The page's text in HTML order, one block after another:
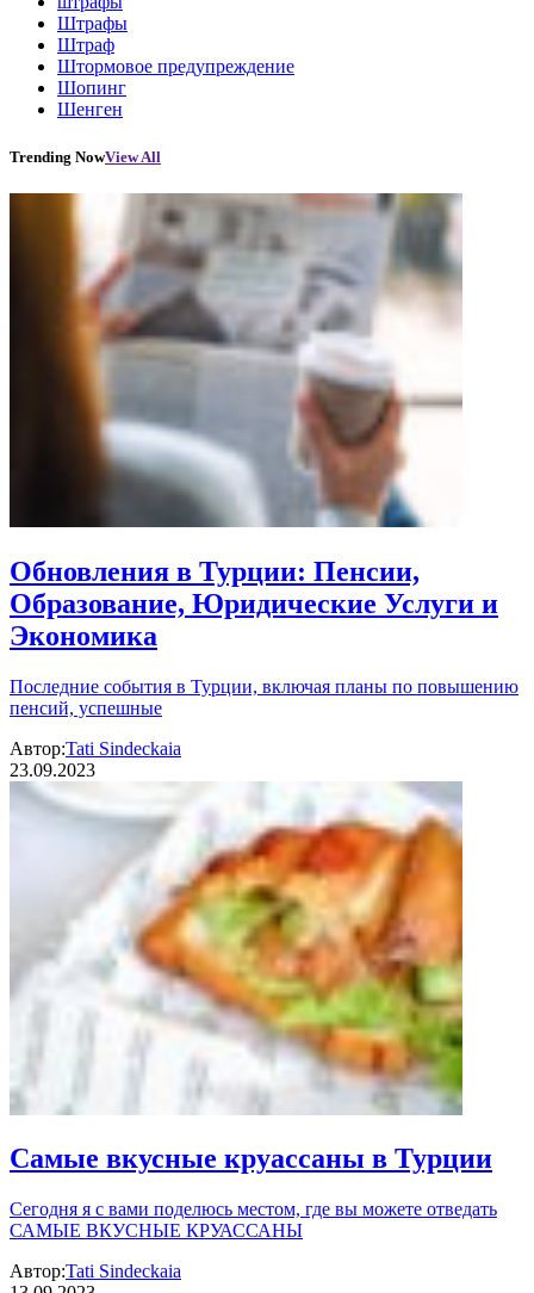
Штрафы
Штраф
Штормовое предупреждение
Шопинг
Шенген
Trending NowView All
Обновления в Турции: Пенсии,
Образование, Юридические Услуги и
Экономика
Последние события в Турции, включая планы по повышению
пенсий, успешные
Автор:Tati Sindeckaia
23.09.2023
Самые вкусные круассаны в Турции
Сегодня я с вами поделюсь местом, где вы можете отведать
САМЫЕ ВКУСНЫЕ КРУАССАНЫ
Автор:Tati Sindeckaia